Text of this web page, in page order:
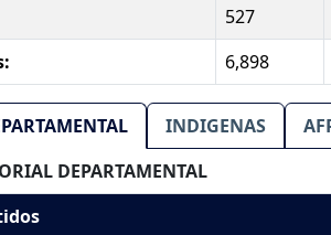
527
6,898
INDIGENAS
DEPARTAMENTAL